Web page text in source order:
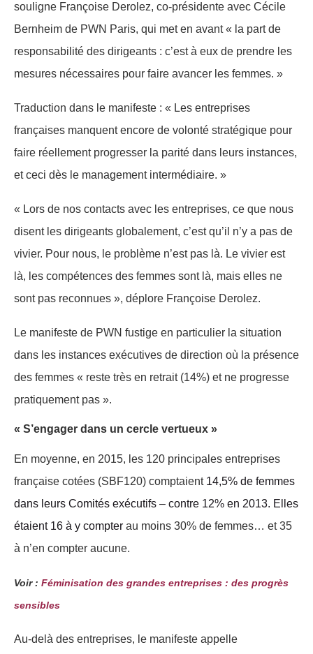
souligne Françoise Derolez, co-présidente avec Cécile
Bernheim de PWN Paris, qui met en avant « la part de
responsabilité des dirigeants : c’est à eux de prendre les
mesures nécessaires pour faire avancer les femmes. »
Traduction dans le manifeste : « Les entreprises
françaises manquent encore de volonté stratégique pour
faire réellement progresser la parité dans leurs instances,
et ceci dès le management intermédiaire. »
« Lors de nos contacts avec les entreprises, ce que nous
disent les dirigeants globalement, c’est qu’il n’y a pas de
vivier. Pour nous, le problème n’est pas là. Le vivier est
là, les compétences des femmes sont là, mais elles ne
sont pas reconnues », déplore Françoise Derolez.
Le manifeste de PWN fustige en particulier la situation
dans les instances exécutives de direction où la présence
des femmes « reste très en retrait (14%) et ne progresse
pratiquement pas ».
« S’engager dans un cercle vertueux »
En moyenne, en 2015, les 120 principales entreprises
française cotées (SBF120) comptaient14,5% de femmes
dans leurs Comités exécutifs – contre 12% en 2013. Elles
étaient 16 à y compter au moins 30% de femmes… et 35
à n’en compter aucune.
Voir : Féminisation des grandes entreprises : des progrès
sensibles
Au-delà des entreprises, le manifeste appelle